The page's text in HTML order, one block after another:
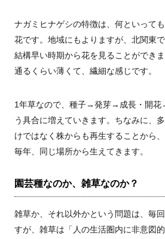
ナガミヒナゲシの特徴は、何といって
花です。地域にもよりますが、北関東
結構早い時期から花を見ることができ
通るくらい薄くて、繊細な感じです。
1年草なので、種子→発芽→成長・開
う具合に増えていきます。ちなみに、
けではなく株からも再生することから
毎年、同じ場所から生えてきます。
園芸種なのか、雑草なのか？
雑草か、それ以外かという問題は、毎
すが、雑草は「人の生活圏内に非意図